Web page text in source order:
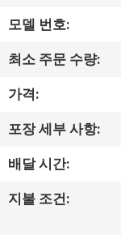
에
관
한
공
장
모델 번호:
최소 주문 수량:
가격:
포장 세부 사항:
배달 시간:
지불 조건: